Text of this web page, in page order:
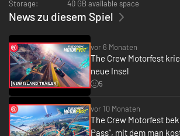
Storage:
40 GB available space
News zu diesem Spiel
vor 6 Monaten
The Crew Motorfest
neue Insel
5
vor 10 Monaten
The Crew Motorfest
Pass“, mit dem man